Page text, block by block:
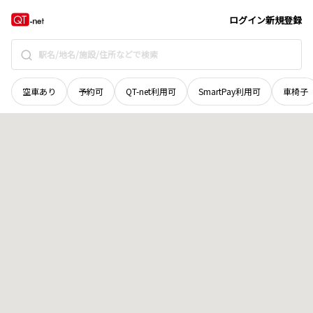
ログイン新規登録
空車あり 予約可 QT-net利用可 SmartPay利用可 車椅子
岩手県